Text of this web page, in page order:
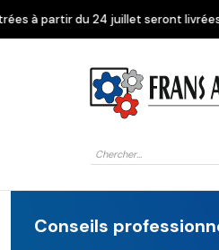
livrées à partir du 19 août.
Recherche
produits
Conseils